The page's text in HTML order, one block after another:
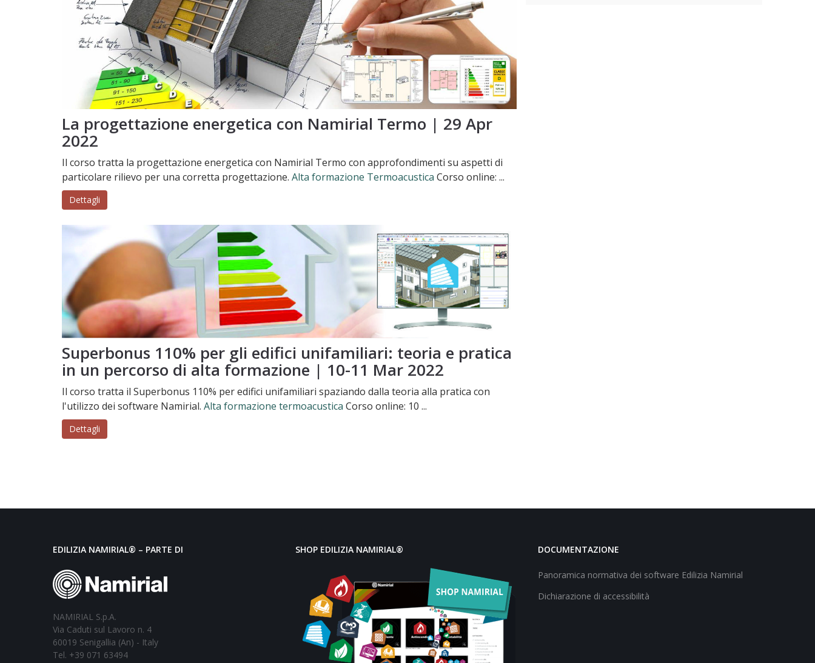
La progettazione energetica con Namirial Termo | 29 Apr
2022
Il corso tratta la progettazione energetica con Namirial Termo con approfondimenti su aspetti di
particolare rilievo per una corretta progettazione. Alta formazione Termoacustica Corso online: ...
Dettagli
Superbonus 110% per gli edifici unifamiliari: teoria e pratica
in un percorso di alta formazione | 10-11 Mar 2022
Il corso tratta il Superbonus 110% per edifici unifamiliari spaziando dalla teoria alla pratica con
l'utilizzo dei software Namirial. Alta formazione termoacustica Corso online: 10 ...
Dettagli
EDILIZIA NAMIRIAL® – PARTE DI
NAMIRIAL S.p.A.
Via Caduti sul Lavoro n. 4
60019 Senigallia (An) - Italy
Tel. +39 071 63494
SHOP EDILIZIA NAMIRIAL® DOCUMENTAZIONE
Panoramica normativa dei software Edilizia Namirial
Dichiarazione di accessibilità